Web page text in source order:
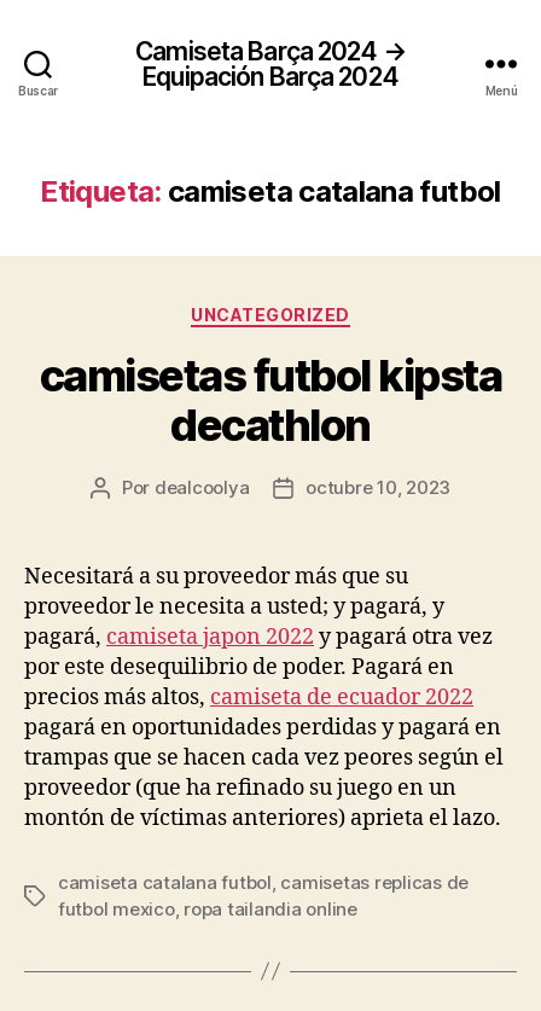
Buscar
Camiseta Barça 2024 →
Equipación Barça 2024
Menú
Etiqueta: camiseta catalana futbol
Categorías
UNCATEGORIZED
camisetas futbol kipsta
decathlon
Autor
entrada
Por dealcoolya
Fecha
entrada
octubre 10, 2023
Necesitará a su proveedor más que su
proveedor le necesita a usted; y pagará, y
pagará, camiseta japon 2022 y pagará otra vez
por este desequilibrio de poder. Pagará en
precios más altos, camiseta de ecuador 2022
pagará en oportunidades perdidas y pagará en
trampas que se hacen cada vez peores según el
proveedor (que ha refinado su juego en un
montón de víctimas anteriores) aprieta el lazo.
Etiquetas
camiseta catalana futbol camisetas replicas de
futbol mexico, ropa tailandia online